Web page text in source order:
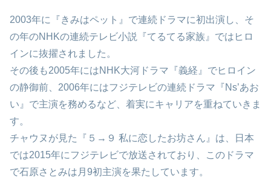
2003年に『きみはペット』で連続ドラマに初出演し、そ
の年のNHKの連続テレビ小説『てるてる家族』ではヒロ
インに抜擢されました。
その後も2005年にはNHK大河ドラマ『義経』でヒロイン
の静御前、2006年にはフジテレビの連続ドラマ『Ns’あお
い』で主演を務めるなど、着実にキャリアを重ねていきま
す。
チャウヌが見た『５→９ 私に恋したお坊さん』は、日本
では2015年にフジテレビで放送されており、このドラマ
で石原さとみは月9初主演を果たしています。